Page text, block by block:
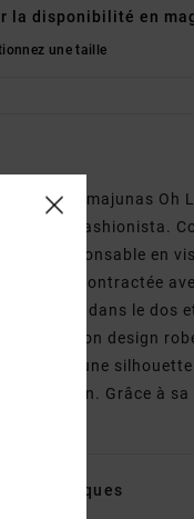
la disponibilité en
une taille
Rose Namajunas Oh
toute fashionista.
éco-responsable en
coupe décontractée
se nouent dans le dos
la taille. Son design
confèrent une
occasion. Grâce à